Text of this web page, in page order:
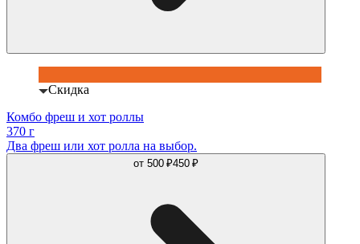
Скидка
Комбо фреш и хот роллы
370 г
Два фреш или хот ролла на выбор.
от 500 ₽450 ₽